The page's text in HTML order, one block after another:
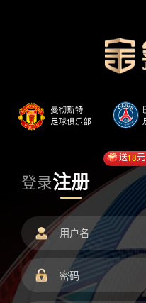
登录注册
送18元